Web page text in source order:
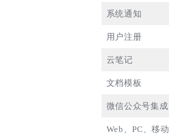
系统通知
用户注册
云笔记
文档模板
微信公众号集成
Web、PC、移